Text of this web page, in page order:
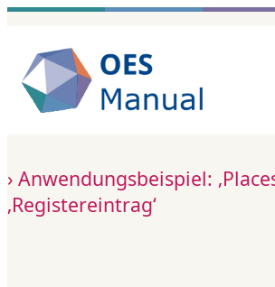
Zum
springen
Anwendungsbeispiel:
‚Registereintrag‘